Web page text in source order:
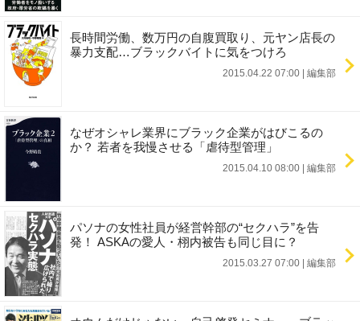
長時間労働、数万円の自腹買取り、元ヤン店長の
暴力支配…ブラックバイトに気をつけろ
2015.04.22 07:00 編集部
なぜオシャレ業界にブラック企業がはびこるの
か？ 若者を我慢させる「虐待型管理」
2015.04.10 08:00 編集部
パソナの女性社員が経営幹部の“セクハラ”を告
発！ ASKAの愛人・栩内被告も同じ目に？
2015.03.27 07:00 編集部